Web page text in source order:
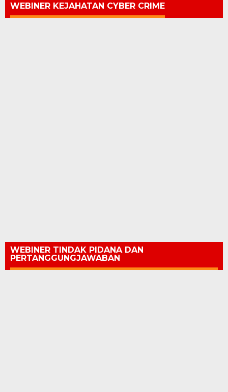
WEBINER KEJAHATAN CYBER CRIME
WEBINER TINDAK PIDANA DAN
PERTANGGUNGJAWABAN